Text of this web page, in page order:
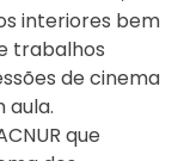
interiores bem
trabalhos
de cinema
aula.
que